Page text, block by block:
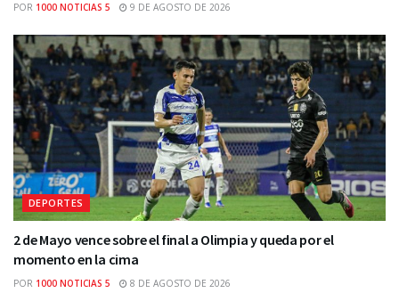
POR 1000 NOTICIAS 5 9 DE AGOSTO DE 2026
DEPORTES
2 de Mayo vence sobre el final a Olimpia y queda por el
momento en la cima
POR 1000 NOTICIAS 5 8 DE AGOSTO DE 2026